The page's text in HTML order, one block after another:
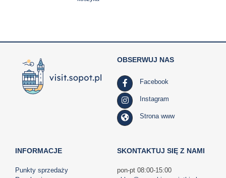
INFORMACJE
Punkty sprzedaży
OBSERWUJ NAS
Facebook
Instagram
Strona www
SKONTAKTUJ SIĘ Z NAMI
pon-pt 08:00-15:00